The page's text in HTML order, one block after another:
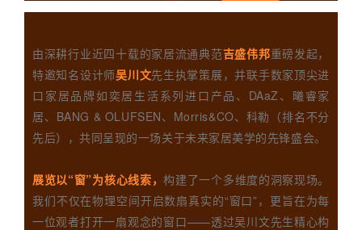
由深耕行业近四十载的家居流通典范吉盛伟邦重磅发起，
特邀知名设计师吴川文先生执掌策展，并联手数家顶尖进
口家居品牌如奕居生活系列进口产品、DAaZ、曦睿家
居、BANG & OLUFSEN、Morris&CO、科勒（排名不分
先后），共同呈现的一场关于未来家居美学的先锋盛会。
展览以“窗”为核心线索，构建了一个多维度的洞察现场。
我们不仅在物理空间开启数扇真实的“窗口”，更旨在为每
一位观者打开一扇观念的窗口——透过吴川文先生精心构